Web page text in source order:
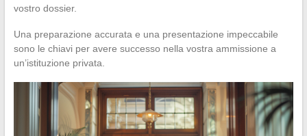
vostro dossier.
Una preparazione accurata e una presentazione impeccabile
sono le chiavi per avere successo nella vostra ammissione a
un’istituzione privata.